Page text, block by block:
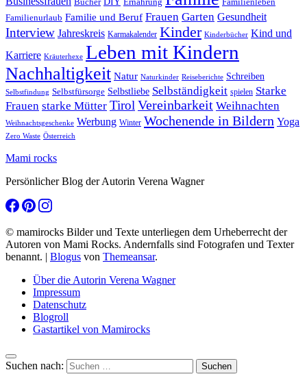
Familienurlaub Familie und Beruf Frauen Garten Gesundheit
Interview Jahreskreis Karmakalender Kinder Kinderbücher Kind und
Karriere Kräuterhexe Leben mit Kindern
Nachhaltigkeit Natur Naturkinder Reiseberichte Schreiben
Selbstfindung Selbstfürsorge Selbstliebe Selbständigkeit spielen Starke
Frauen starke Mütter Tirol Vereinbarkeit Weihnachten
Weihnachtsgeschenke Werbung Winter Wochenende in Bildern Yoga
Zero Waste Österreich
Mami rocks
Persönlicher Blog der Autorin Verena Wagner
© mamirocks Bilder und Texte unterliegen dem Urheberrecht der
Autoren von Mami Rocks. Andernfalls sind Fotografen und Texter
benannt. | Blogus von Themeansar.
Über die Autorin Verena Wagner
Impressum
Datenschutz
Blogroll
Gastartikel von Mamirocks
Suchen nach: